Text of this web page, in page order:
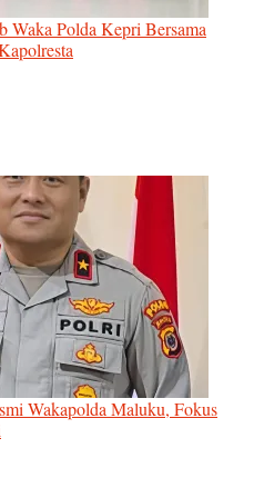
Waka Polda Kepri Bersama
Wakapolda Maluku, Fokus